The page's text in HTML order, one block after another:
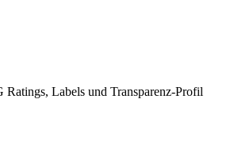
Ratings, Labels und Transparenz-Profil